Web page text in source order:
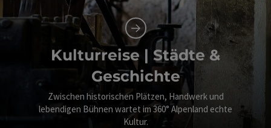
Kulturreise | Städte &
Geschichte
Zwischen historischen Plätzen, Handwerk und
lebendigen Bühnen wartet im 360° Alpenland echte
Kultur.